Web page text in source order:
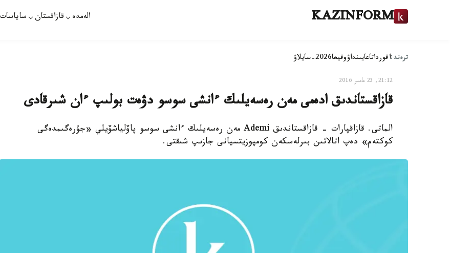
KAZINFORM الەمدە قازاقستان ساياسات
ترەند:اقورداتاعايىنداۋوقيعا2026-سايلاۋ
21:12, 23 مامىر 2016
قازاقستاندىق ادەمى مەن رەسەيلىك ءانشى سوسو دۋەت بولىپ ءان شىرقادى
الماتى. قازاقپارات - قازاقستاندىق Ademi مەن رەسەيلىك ءانشى سوسو پاۆلياشۆيلي «جۇرەگىمدەگى
كوكتەم» دەپ اتالاتىن بىرلەسكەن كومپوزيتسيانى جازىپ شىقتى.